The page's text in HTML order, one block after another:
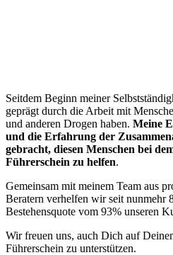
Seitdem Beginn meiner
geprägt durch die Arbeit mit
und anderen Drogen haben. Meine
und die Erfahrung der
gebracht, diesen Menschen bei
Führerschein zu helfen.
Gemeinsam mit meinem Team aus
Beratern verhelfen wir seit nunmehr
Bestehensquote vom 93% unseren
Wir freuen uns, auch Dich auf
Führerschein zu unterstützen.